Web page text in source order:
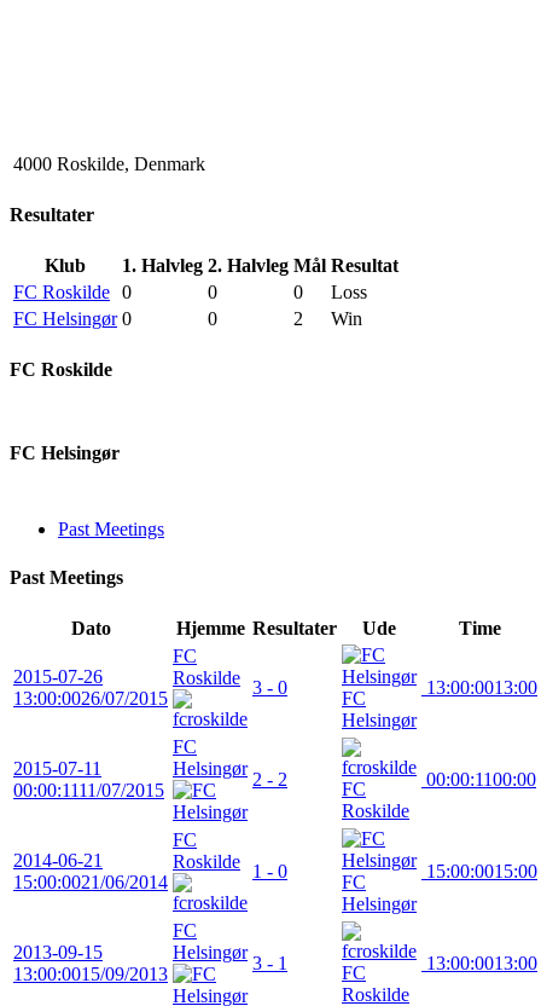
4000 Roskilde, Denmark
Resultater
Klub 1. Halvleg 2. Halvleg Mål Resultat
FC Roskilde 0 0 0
Loss
FC Helsingør 0 0 2 Win
FC Roskilde
FC Helsingør
Past Meetings
Past Meetings
Dato Hjemme Resultater Ude Time
2015-07-26
13:00:0026/07/2015
FC
Roskilde 3 - 0
FC
Helsingør
13:00:0013:00
2015-07-11
00:00:1111/07/2015
FC
Helsingør
2 - 2
FC
Roskilde
00:00:1100:00
2014-06-21
15:00:0021/06/2014
FC
Roskilde
1 - 0
FC
Helsingør
15:00:0015:00
2013-09-15
13:00:0015/09/2013
FC
Helsingør
3 - 1
FC
Roskilde
13:00:0013:00